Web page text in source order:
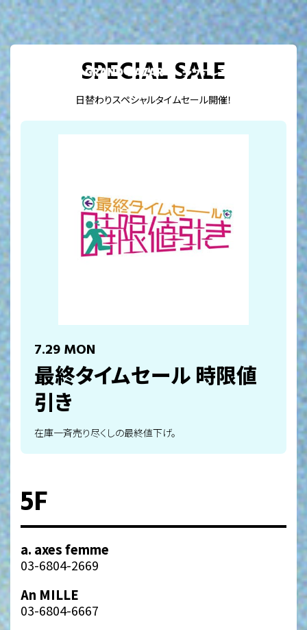
TOP
SPECIAL SALE
SHOP LIST
FOOD MENU
ONLINE SALE
ラフォーレ市場
SPECIAL SALE
日替わりスペシャルタイムセール開催！
7.29 MON
最終タイムセール 時限値
引き
在庫一斉売り尽くしの最終値下げ。
5F
a. axes femme
03-6804-2669
An MILLE
03-6804-6667